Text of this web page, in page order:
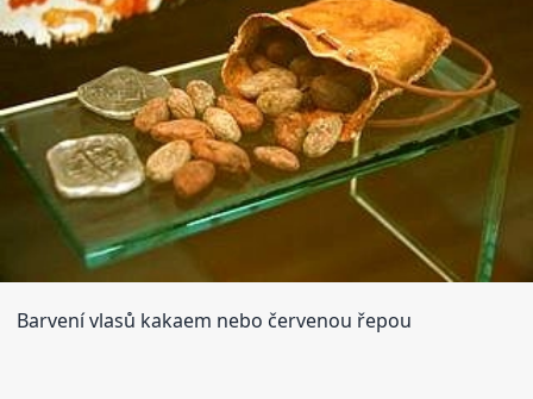
Barvení vlasů kakaem nebo červenou řepou